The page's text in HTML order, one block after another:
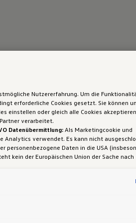
Nutzererfahrung. Um die
erforderliche Cookies gesetzt. Sie können
einstellen oder gleich alle Cookies
verarbeitet.
Datenübermittlung:Als Marketingcookie und
Analytics verwendet. Es kann nicht
personenbezogene Daten in die USA
kein der Europäischen Union der Sache nach
keine Datenschutzgrundsätze bestehen,
persönlichen Rechte und Freiheiten nicht